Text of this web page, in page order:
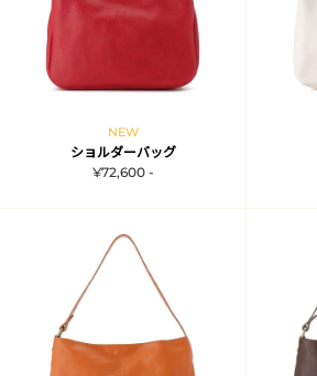
NEW
ショルダーバッグ
¥72,600 -